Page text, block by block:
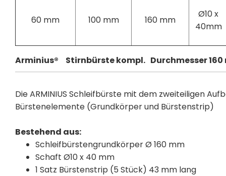
60 mm 100 mm 160 mm
Ø10 x
40mm
Arminius® Stirnbürste kompl. Durchmesser
Die ARMINIUS Schleifbürste mit dem zweiteiligen
Bürstenelemente (Grundkörper und Bürstenstrip)
Bestehend aus:
Schleifbürstengrundkörper Ø 160 mm
Schaft Ø10 x 40 mm
1 Satz Bürstenstrip (5 Stück) 43 mm lang